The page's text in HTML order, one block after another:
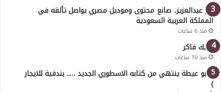
بدر عبدالعزيز.. صانع محتوى وموديل مصري يواصل تألقه في
المملكة العربية السعودية
منذ 6 ساعات
خليك فاكر
منذ 10 ساعات
( أبو عيطة ينتهي من كتابه الاسطوري الجديد ….. بندقية للايجار
)